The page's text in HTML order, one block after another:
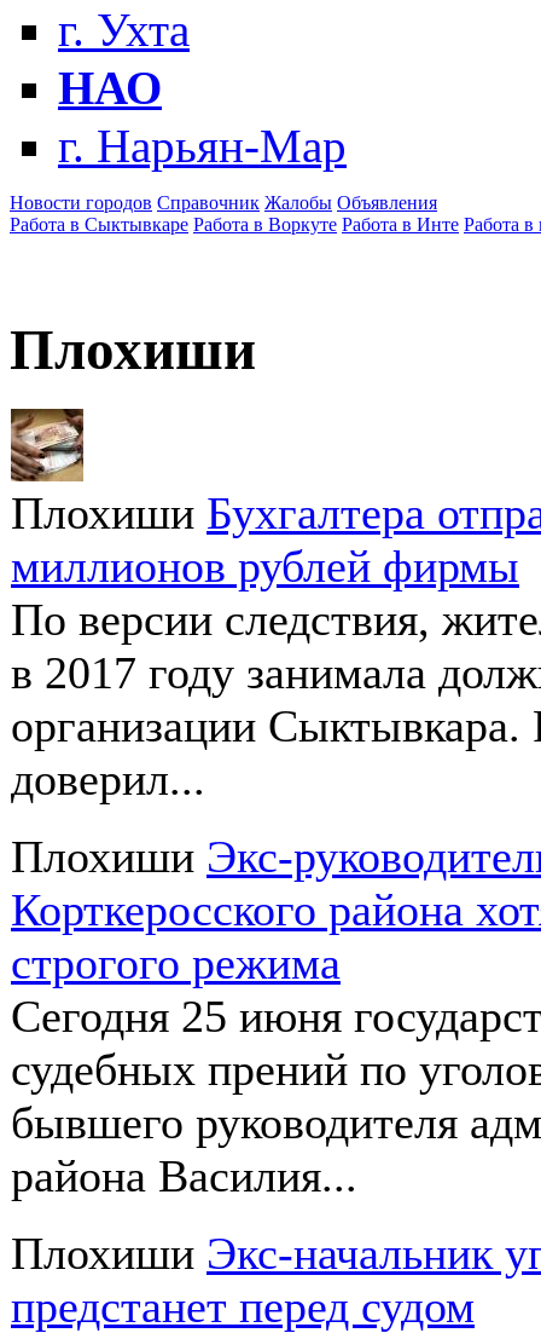
г. Ухта
НАО
г. Нарьян-Мар
Новости городов Справочник Жалобы Объявления
Работа в Сыктывкаре Работа в Воркуте Работа в Инте Работа в
Плохиши
Плохиши Бухгалтера
миллионов рублей фирмы
По версии следствия,
в 2017 году занимала
организации Сыктывкара.
доверил...
Плохиши Экс-
Корткеросского района
строгого режима
Сегодня 25 июня
судебных прений по
бывшего руководителя
района Василия...
Плохиши Экс-начальник
предстанет перед судом